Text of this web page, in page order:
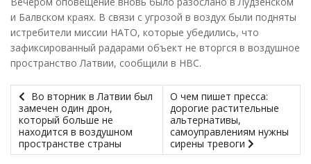
и Балвском краях. В связи с угрозой в воздух были подняты
истребители миссии НАТО, которые убедились, что
зафиксированный радарами объект не вторгся в воздушное
пространство Латвии, сообщили в НВС.
Во вторник в Латвии был
замечен один дрон,
который больше не
находится в воздушном
пространстве страны
О чем пишет пресса:
дорогие растительные
альтернативы,
самоуправлениям нужны
сирены тревоги